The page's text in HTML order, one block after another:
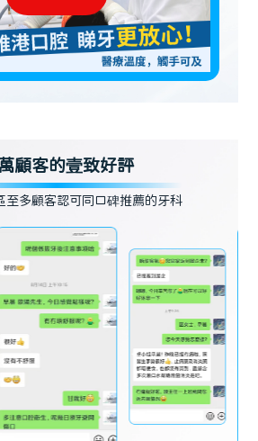
顧客的壹致好評
至多顧客認可同口碑推薦的牙科